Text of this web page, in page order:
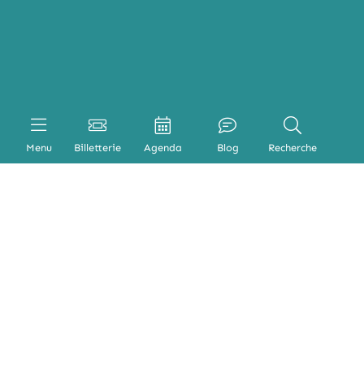
Menu Billetterie Agenda Blog Recherche